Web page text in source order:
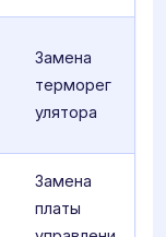
Замена
терморег
улятора
Замена
платы